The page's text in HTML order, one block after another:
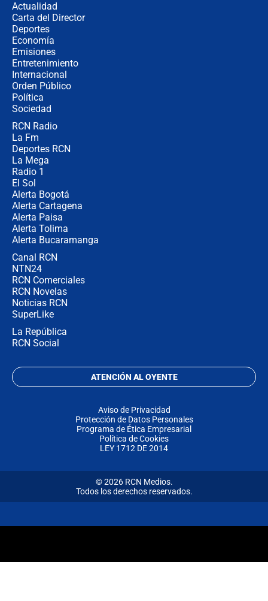
Actualidad
Carta del Director
Deportes
Economía
Emisiones
Entretenimiento
Internacional
Orden Público
Política
Sociedad
RCN Radio
La Fm
Deportes RCN
La Mega
Radio 1
El Sol
Alerta Bogotá
Alerta Cartagena
Alerta Paisa
Alerta Tolima
Alerta Bucaramanga
Canal RCN
NTN24
RCN Comerciales
RCN Novelas
Noticias RCN
SuperLike
La República
RCN Social
ATENCIÓN AL OYENTE
Aviso de Privacidad
Protección de Datos Personales
Programa de Ética Empresarial
Política de Cookies
LEY 1712 DE 2014
© 2026 RCN Medios.
Todos los derechos reservados.